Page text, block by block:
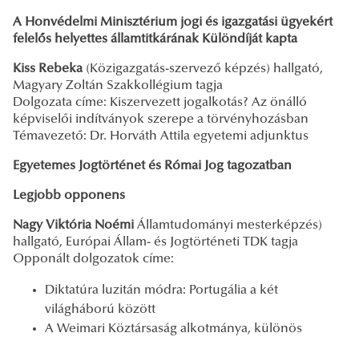
A Honvédelmi Minisztérium jogi és igazgatási ügyekért
felelős helyettes államtitkárának Különdíját kapta
Kiss Rebeka(Közigazgatás-szervező képzés) hallgató,
Magyary Zoltán Szakkollégium tagja
Dolgozata címe: Kiszervezett jogalkotás? Az önálló
képviselői indítványok szerepe a törvényhozásban
Témavezető: Dr. Horváth Attila egyetemi adjunktus
Egyetemes Jogtörténet és Római Jog tagozatban
Legjobb opponens
Nagy Viktória Noémi Államtudományi mesterképzés)
hallgató, Európai Állam- és Jogtörténeti TDK tagja
Opponált dolgozatok címe:
Diktatúra luzitán módra: Portugália a két
világháború között
A Weimari Köztársaság alkotmánya, különös